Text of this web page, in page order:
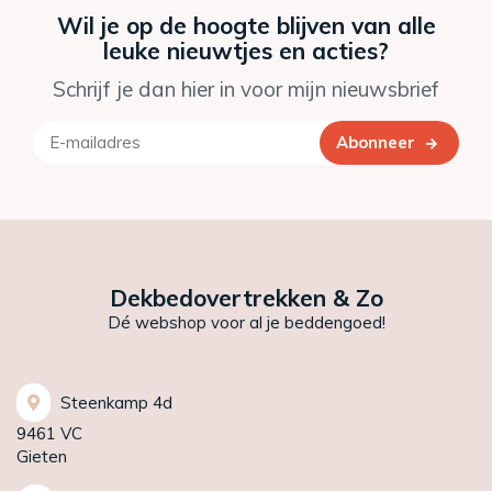
Wil je op de hoogte blijven van alle
leuke nieuwtjes en acties?
Schrijf je dan hier in voor mijn nieuwsbrief
Abonneer
Dekbedovertrekken & Zo
Dé webshop voor al je beddengoed!
Steenkamp 4d
9461 VC
Gieten